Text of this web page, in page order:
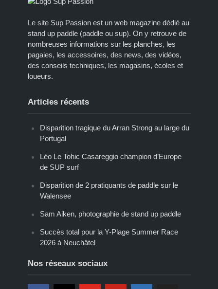
Le site Sup Passion est un web magazine dédié au
stand up paddle (paddle ou sup). On y retrouve de
nombreuses informations sur les planches, les
pagaies, les accessoires, des news, des vidéos,
des conseils techniques, les magasins, écoles et
loueurs.
Articles récents
Disparition tragique du Arran Strong au large du
Portugal
Léo Le Tohic Casareggio champion d’Europe
de SUP surf
Disparition de 2 pratiquants de paddle sur le
Walensee
Sam Aiken, photographie de stand up paddle
Succès total pour la Y-Plage Summer Race
2026 à Neuchâtel
Nos réseaux sociaux